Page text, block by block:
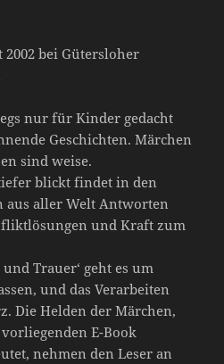
2002 bei Gütersloher
nur für Kinder gedacht
Geschichten. Märchen
sind weise.
blickt findet in den
aller Welt Antworten
und Kraft zum
Trauer‘ geht es um
und das Verarbeiten
Die Helden der Märchen,
E-Book
nehmen den Leser an